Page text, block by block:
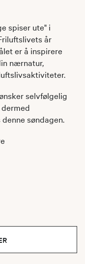
spiser ute" i
år
er å inspirere
nærnatur,
selvfølgelig
søndagen.